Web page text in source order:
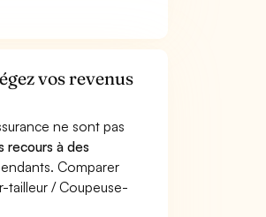
vos revenus
ne sont pas
recours à des
Comparer
tailleur / Coupeuse-